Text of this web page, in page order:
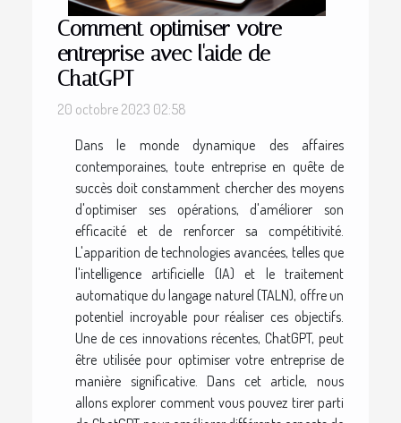
Comment optimiser votre
entreprise avec l'aide de
ChatGPT
20 octobre 2023 02:58
Dans le monde dynamique des affaires
contemporaines, toute entreprise en quête de
succès doit constamment chercher des moyens
d'optimiser ses opérations, d'améliorer son
efficacité et de renforcer sa compétitivité.
L'apparition de technologies avancées, telles que
l'intelligence artificielle (IA) et le traitement
automatique du langage naturel (TALN), offre un
potentiel incroyable pour réaliser ces objectifs.
Une de ces innovations récentes, ChatGPT, peut
être utilisée pour optimiser votre entreprise de
manière significative. Dans cet article, nous
allons explorer comment vous pouvez tirer parti